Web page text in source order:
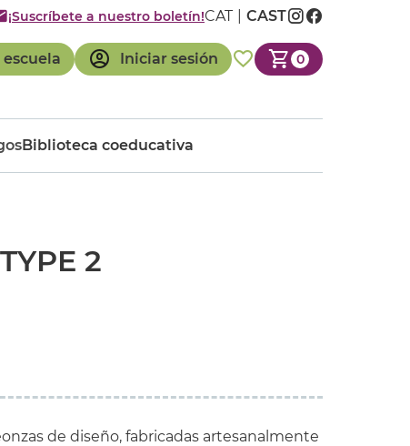
escuela Iniciar sesión 0
¡Suscríbete a nuestro boletín!CAT CAST
Biblioteca coeducativa
2
de diseño, fabricadas artesanalmente